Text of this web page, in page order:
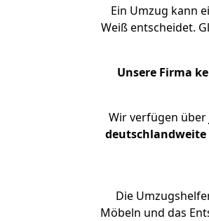
Ein Umzug kann
Weiß entscheidet.
Unsere Firma
Wir verfügen über
deutschlandweite
Die
Möbeln und das